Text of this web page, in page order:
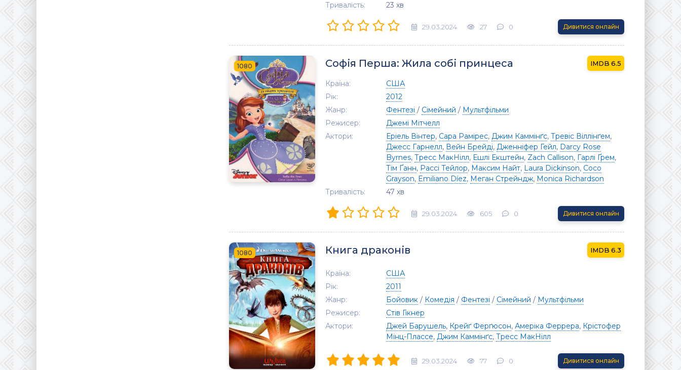
Тривалість:
23 хв
29.03.2024 27 0 Дивитися онлайн
1080 Софія Перша: Жила собі принцеса 6.5
Країна:
США
Рік:
2012
Жанр:
Фентезі / Сімейний / Мультфільми
Режисер:
Джемі Мітчелл
Актори:
Еріель Вінтер, Сара Рамірес, Джим Каммінґс, Тревіс Віллінґем,
Джесс Гарнелл, Вейн Брейді, Дженніфер Гейл, Darcy Rose
Byrnes, Тресс МакНілл, Ешлі Екштейн, Zach Callison, Гарлі Ґрем,
Тім Ґанн, Рассі Тейлор, Максим Найт, Laura Dickinson, Coco
Grayson, Emiliano Díez, Меган Стрейндж, Monica Richardson
Тривалість:
47 хв
29.03.2024 605 0 Дивитися онлайн
1080 Книга драконів 6.3
Країна:
США
Рік:
2011
Жанр:
Бойовик / Комедія / Фентезі / Сімейний / Мультфільми
Режисер:
Стів Гікнер
Актори:
Джей Барушель, Крейґ Ферґюсон, Амеріка Феррера, Крістофер
Мінц-Плассе, Джим Каммінґс, Тресс МакНілл
29.03.2024 77 0 Дивитися онлайн